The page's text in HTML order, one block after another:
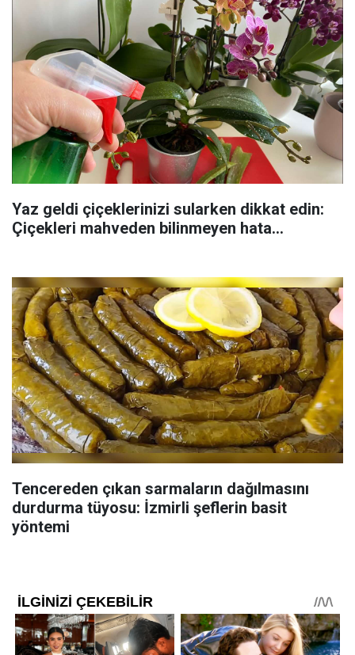
Yaz geldi çiçeklerinizi sularken dikkat edin:
Çiçekleri mahveden bilinmeyen hata...
Tencereden çıkan sarmaların dağılmasını
durdurma tüyosu: İzmirli şeflerin basit
yöntemi